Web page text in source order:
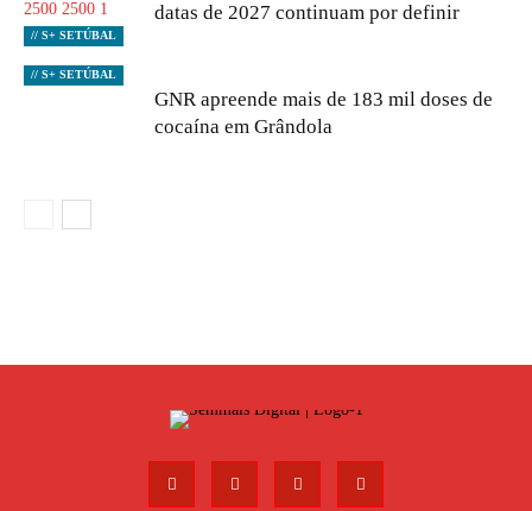
// S+ SETÚBAL
datas de 2027 continuam por definir
// S+ SETÚBAL
GNR apreende mais de 183 mil doses de
cocaína em Grândola